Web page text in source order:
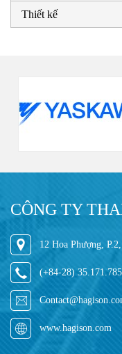
Thiết kế
CÔNG TY
12 Hoa Phượng,
(+84-28)
www.hagison.com